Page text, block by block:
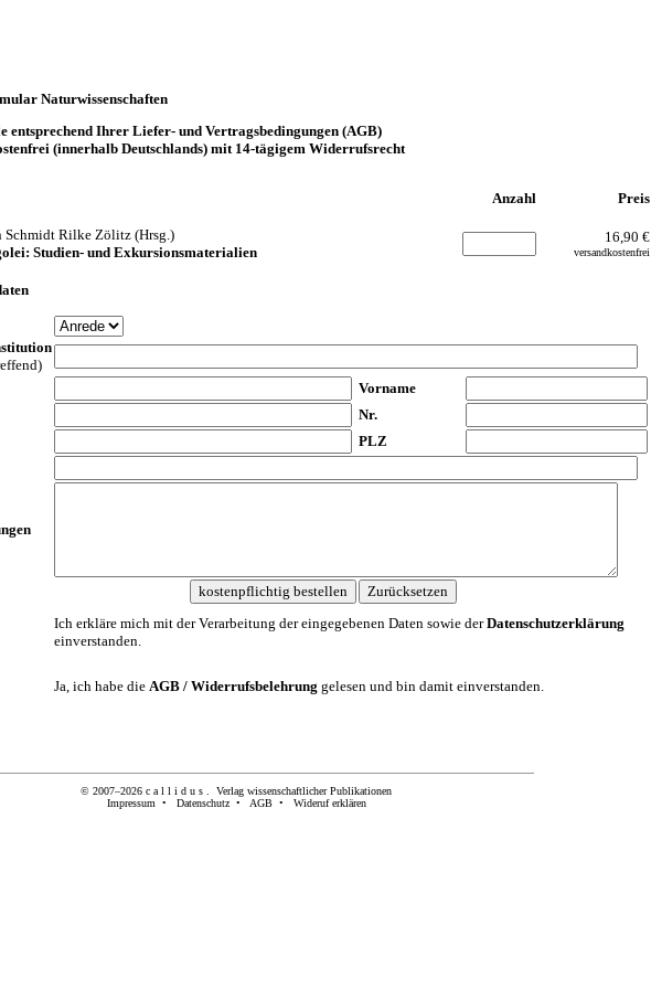
Naturwissenschaften
entsprechend Ihrer Liefer- und Vertragsbedingungen (AGB)
(innerhalb Deutschlands) mit 14-tägigem Widerrufsrecht
Anzahl Preis
Schmidt Rilke Zölitz (Hrsg.)
Studien- und Exkursionsmaterialien
16,90 €
versandkostenfrei
Vorname
Nr.
PLZ
Ich erkläre mich mit der Verarbeitung der eingegebenen Daten sowie derDatenschutzerklärung
einverstanden.
Ja, ich habe die AGB / Widerrufsbelehrung gelesen und bin damit einverstanden.
© 2007–2026 c a l l i d u s . Verlag wissenschaftlicher Publikationen
Impressum• Datenschutz• AGB• Wideruf erklären